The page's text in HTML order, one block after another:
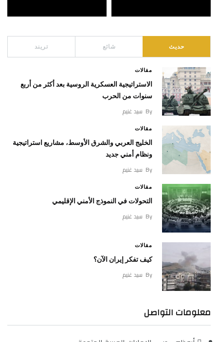
حديث شائع تريند
مقالات
الاستراتيجية العسكرية الروسية بعد أكثر من أربع
سنوات من الحرب
By سيد غنيم
مقالات
الخليج العربي والشرق الأوسط، مشاريع استراتيجية
ونظام أمني جديد
By سيد غنيم
مقالات
التحولات في النموذج الأمني الإقليمي
By سيد غنيم
مقالات
كيف تفكر إيران الآن؟
By سيد غنيم
معلومات التواصل